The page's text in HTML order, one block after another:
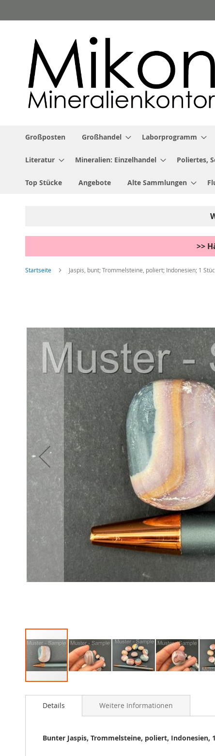
Inhalt
Großposten Großhandel Laborprogramm
Literatur Mineralien: Einzelhandel Poliertes,
Top Stücke Angebote Alte Sammlungen
>>
Startseite Jaspis, bunt; Trommelsteine, poliert; Indonesien; 1
springen
Anfang
Details
Bunter Jaspis, Trommelsteine, poliert, Indonesien,
Weitere Informationen